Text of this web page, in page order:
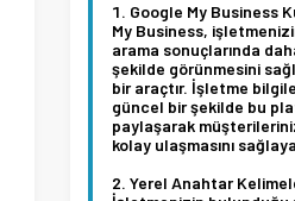
Google My Business
My Business,
arama sonuçlarında
şekilde görünmesini
bir araçtır. İşletme
güncel bir şekilde bu
paylaşarak
kolay ulaşmasını
Yerel Anahtar